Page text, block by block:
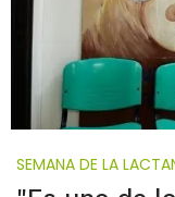
SEMANA DE LA